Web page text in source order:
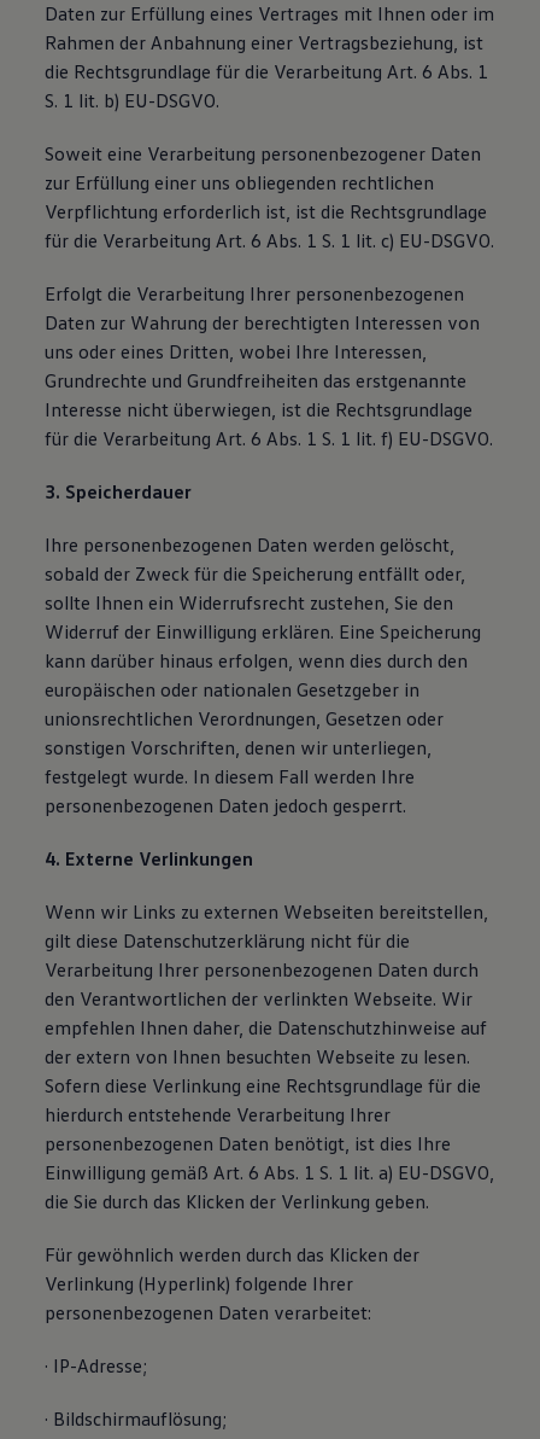
Daten zur Erfüllung eines Vertrages mit Ihnen oder im
Rahmen der Anbahnung einer Vertragsbeziehung, ist
die Rechtsgrundlage für die Verarbeitung Art. 6 Abs. 1
S. 1 lit. b) EU-DSGVO.
Soweit eine Verarbeitung personenbezogener Daten
zur Erfüllung einer uns obliegenden rechtlichen
Verpflichtung erforderlich ist, ist die Rechtsgrundlage
für die Verarbeitung Art. 6 Abs. 1 S. 1 lit. c) EU-DSGVO.
Erfolgt die Verarbeitung Ihrer personenbezogenen
Daten zur Wahrung der berechtigten Interessen von
uns oder eines Dritten, wobei Ihre Interessen,
Grundrechte und Grundfreiheiten das erstgenannte
Interesse nicht überwiegen, ist die Rechtsgrundlage
für die Verarbeitung Art. 6 Abs. 1 S. 1 lit. f) EU-DSGVO.
3. Speicherdauer
Ihre personenbezogenen Daten werden gelöscht,
sobald der Zweck für die Speicherung entfällt oder,
sollte Ihnen ein Widerrufsrecht zustehen, Sie den
Widerruf der Einwilligung erklären. Eine Speicherung
kann darüber hinaus erfolgen, wenn dies durch den
europäischen oder nationalen Gesetzgeber in
unionsrechtlichen Verordnungen, Gesetzen oder
sonstigen Vorschriften, denen wir unterliegen,
festgelegt wurde. In diesem Fall werden Ihre
personenbezogenen Daten jedoch gesperrt.
4. Externe Verlinkungen
Wenn wir Links zu externen Webseiten bereitstellen,
gilt diese Datenschutzerklärung nicht für die
Verarbeitung Ihrer personenbezogenen Daten durch
den Verantwortlichen der verlinkten Webseite. Wir
empfehlen Ihnen daher, die Datenschutzhinweise auf
der extern von Ihnen besuchten Webseite zu lesen.
Sofern diese Verlinkung eine Rechtsgrundlage für die
hierdurch entstehende Verarbeitung Ihrer
personenbezogenen Daten benötigt, ist dies Ihre
Einwilligung gemäß Art. 6 Abs. 1 S. 1 lit. a) EU-DSGVO,
die Sie durch das Klicken der Verlinkung geben.
Für gewöhnlich werden durch das Klicken der
Verlinkung (Hyperlink) folgende Ihrer
personenbezogenen Daten verarbeitet:
· IP-Adresse;
· Bildschirmauflösung;